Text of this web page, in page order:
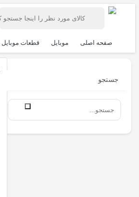
صفحه اصلی موبایل قطعات موبایل
جستجو